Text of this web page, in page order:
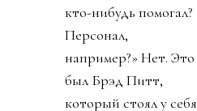
кто-нибудь помогал?
Персонал,
например?» Нет. Это
был Брэд Питт,
который стоял у себя